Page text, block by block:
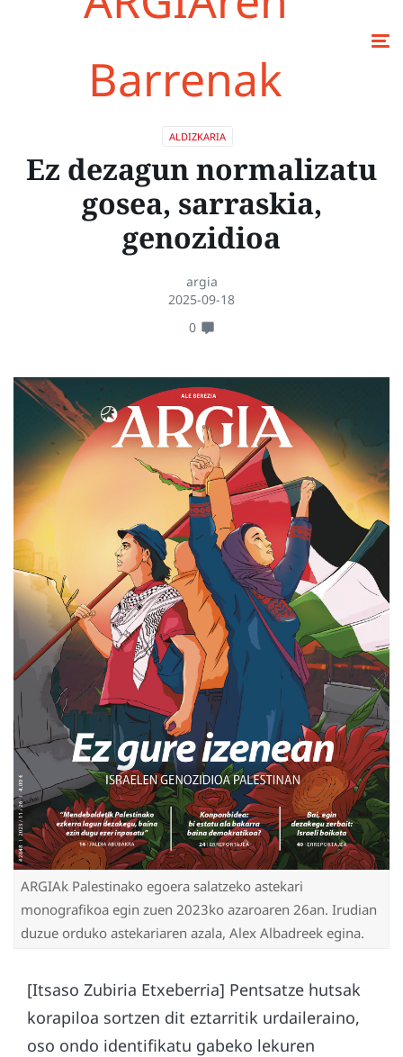
Barrenak
ALDIZKARIA
Ez dezagun normalizatu
gosea, sarraskia,
genozidioa
argia
2025-09-18
0
ARGIAk Palestinako egoera salatzeko astekari
monografikoa egin zuen 2023ko azaroaren 26an. Irudian
duzue orduko astekariaren azala, Alex Albadreek egina.
[Itsaso Zubiria Etxeberria] Pentsatze hutsak
korapiloa sortzen dit eztarritik urdaileraino,
oso ondo identifikatu gabeko lekuren